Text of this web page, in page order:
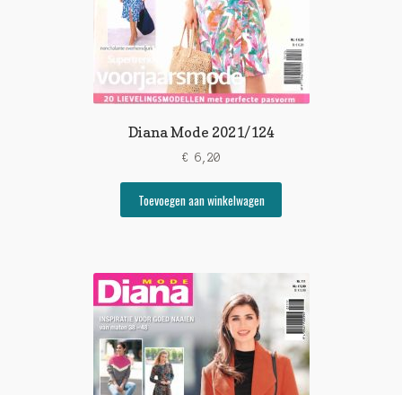
Diana Mode 2021/124
€ 6,20
Toevoegen aan winkelwagen